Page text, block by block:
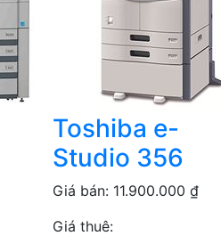
Toshiba e-
Studio 356
Giá bán: 11.900.000 ₫
Giá thuê: